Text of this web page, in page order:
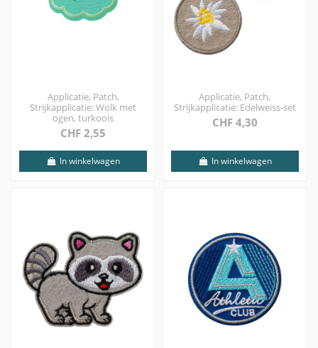
Applicatie, Patch,
Strijkapplicatie: Wolk met
ogen, turkoois
CHF 2,55
In winkelwagen
Applicatie, Patch,
Strijkapplicatie: Edelweiss-set
CHF 4,30
In winkelwagen